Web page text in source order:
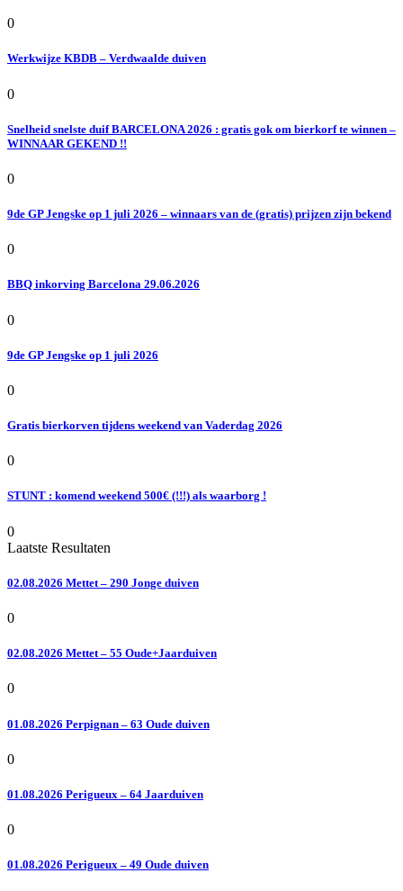
0
Werkwijze KBDB – Verdwaalde duiven
0
Snelheid snelste duif BARCELONA 2026 : gratis gok om bierkorf te winnen –
WINNAAR GEKEND !!
0
9de GP Jengske op 1 juli 2026 – winnaars van de (gratis) prijzen zijn bekend
0
BBQ inkorving Barcelona 29.06.2026
0
9de GP Jengske op 1 juli 2026
0
Gratis bierkorven tijdens weekend van Vaderdag 2026
0
STUNT : komend weekend 500€ (!!!) als waarborg !
0
Laatste Resultaten
02.08.2026 Mettet – 290 Jonge duiven
0
02.08.2026 Mettet – 55 Oude+Jaarduiven
0
01.08.2026 Perpignan – 63 Oude duiven
0
01.08.2026 Perigueux – 64 Jaarduiven
0
01.08.2026 Perigueux – 49 Oude duiven